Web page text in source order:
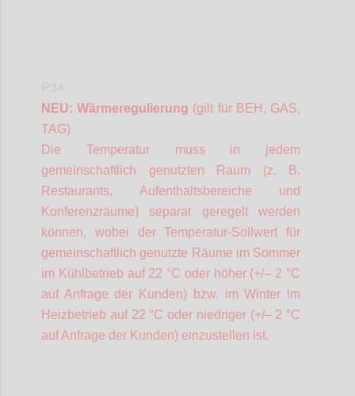
NEU: Wärmeregulierung (gilt für BEH, GAS,
TAG)
Die Temperatur muss in jedem
gemeinschaftlich genutzten Raum (z. B.
Restaurants, Aufenthaltsbereiche und
Konferenzräume) separat geregelt werden
können, wobei der Temperatur-Sollwert für
gemeinschaftlich genutzte Räume im Sommer
im Kühlbetrieb auf 22 °C oder höher (+/– 2 °C
auf Anfrage der Kunden) bzw. im Winter im
Heizbetrieb auf 22 °C oder niedriger (+/– 2 °C
auf Anfrage der Kunden) einzustellen ist.